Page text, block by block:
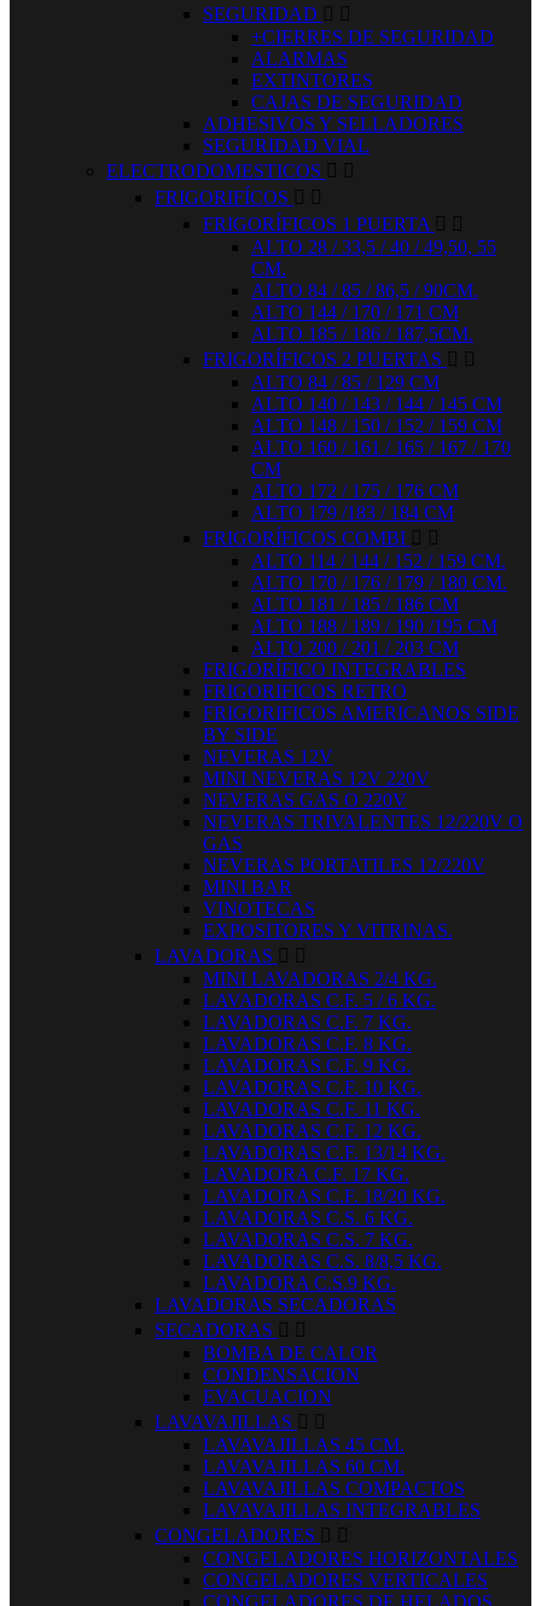
SEGURIDAD  
+CIERRES DE SEGURIDAD
ALARMAS
EXTINTORES
CAJAS DE SEGURIDAD
ADHESIVOS Y SELLADORES
SEGURIDAD VIAL
ELECTRODOMESTICOS  
FRIGORIFÍCOS  
FRIGORÍFICOS 1 PUERTA  
ALTO 28 / 33,5 / 40 / 49,50, 55
CM.
ALTO 84 / 85 / 86,5 / 90CM.
ALTO 144 / 170 / 171 CM
ALTO 185 / 186 / 187,5CM.
FRIGORÍFICOS 2 PUERTAS  
ALTO 84 / 85 / 129 CM
ALTO 140 / 143 / 144 / 145 CM
ALTO 148 / 150 / 152 / 159 CM
ALTO 160 / 161 / 165 / 167 / 170
CM
ALTO 172 / 175 / 176 CM
ALTO 179 /183 / 184 CM
FRIGORÍFICOS COMBI  
ALTO 114 / 144 / 152 / 159 CM.
ALTO 170 / 176 / 179 / 180 CM.
ALTO 181 / 185 / 186 CM
ALTO 188 / 189 / 190 /195 CM
ALTO 200 / 201 / 203 CM
FRIGORÍFICO INTEGRABLES
FRIGORIFICOS RETRO
FRIGORIFICOS AMERICANOS SIDE
BY SIDE
NEVERAS 12V
MINI NEVERAS 12V 220V
NEVERAS GAS O 220V
NEVERAS TRIVALENTES 12/220V O
GAS
NEVERAS PORTATILES 12/220V
MINI BAR
VINOTECAS
EXPOSITORES Y VITRINAS.
LAVADORAS  
MINI LAVADORAS 2/4 KG.
LAVADORAS C.F. 5 / 6 KG.
LAVADORAS C.F. 7 KG.
LAVADORAS C.F. 8 KG.
LAVADORAS C.F. 9 KG.
LAVADORAS C.F. 10 KG.
LAVADORAS C.F. 11 KG.
LAVADORAS C.F. 12 KG.
LAVADORAS C.F. 13/14 KG.
LAVADORA C.F. 17 KG.
LAVADORAS C.F. 18/20 KG.
LAVADORAS C.S. 6 KG.
LAVADORAS C.S. 7 KG.
LAVADORAS C.S. 8/8,5 KG.
LAVADORA C.S.9 KG.
LAVADORAS SECADORAS
SECADORAS  
BOMBA DE CALOR
CONDENSACION
EVACUACION
LAVAVAJILLAS  
LAVAVAJILLAS 45 CM.
LAVAVAJILLAS 60 CM.
LAVAVAJILLAS COMPACTOS
LAVAVAJILLAS INTEGRABLES
CONGELADORES  
CONGELADORES HORIZONTALES
CONGELADORES VERTICALES
CONGELADORES DE HELADOS